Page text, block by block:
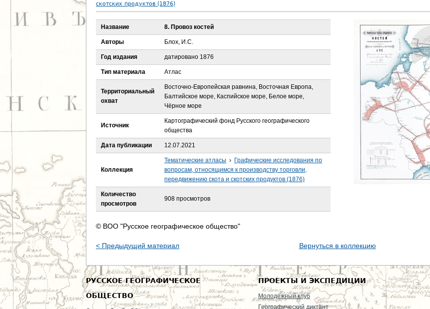
В
ы
з
д
е
ь
скотских продуктов (1876)
Название 8. Провоз костей
Авторы Блох, И.С.
Год издания датировано 1876
Тип материала Атлас
Территориальный
охват
Восточно-Европейская равнина, Восточная Европа,
Балтийское море, Каспийское море, Белое море,
Чёрное море
Источник
Картографический фонд Русского географического
общества
Дата публикации 12.07.2021
Коллекция
Тематические атласы › Графические исследования по
вопросам, относящимся к производству торговли,
передвижению скота и скотских продуктов (1876)
Количество
просмотров
908 просмотров
© ВОО "Русское географическое общество"
< Предыдущий материал Вернуться в коллекцию
РУССКОЕ ГЕОГРАФИЧЕСКОЕ
ОБЩЕСТВО
ПРОЕКТЫ И ЭКСПЕДИЦИИ
Молодежный клуб
Географический диктант